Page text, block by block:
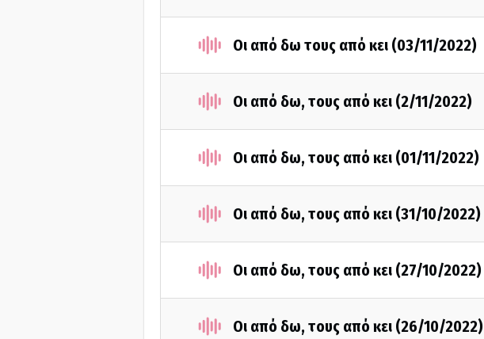
Οι από δω τους από κει (03/11/2022)
Οι από δω, τους από κει (2/11/2022)
Οι από δω, τους από κει (01/11/2022)
Οι από δω, τους από κει (31/10/2022)
Οι από δω, τους από κει (27/10/2022)
Οι από δω, τους από κει (26/10/2022)